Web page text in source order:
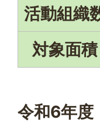
活動組織
対象面積
令和6年度